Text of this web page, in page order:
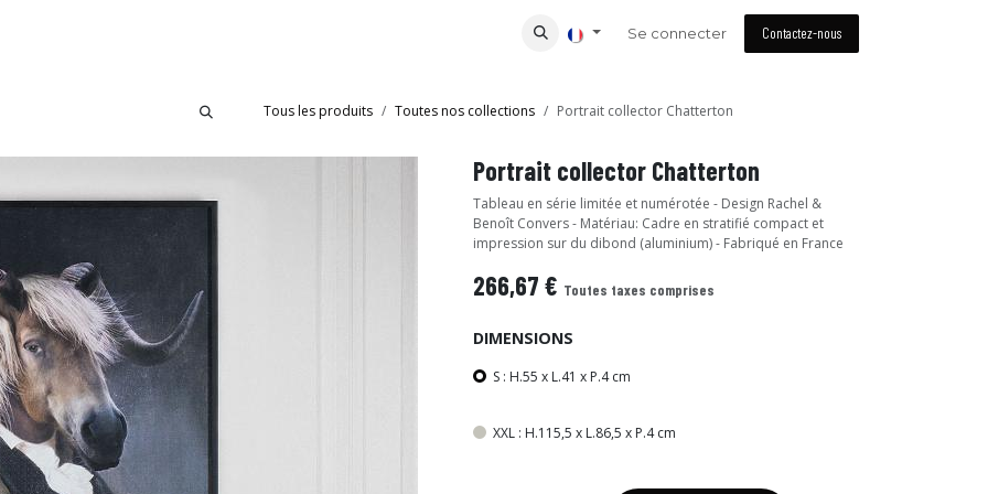
Se connecter Contactez-nous
Tous les produits Toutes nos collections Portrait collector Chatterton
Portrait collector Chatterton
Tableau en série limitée et numérotée - Design Rachel &
Benoît Convers - Matériau: Cadre en stratifié compact et
impression sur du dibond (aluminium) - Fabriqué en France
266,67 € Toutes taxes comprises
DIMENSIONS
S : H.55 x L.41 x P.4 cm
XXL : H.115,5 x L.86,5 x P.4 cm